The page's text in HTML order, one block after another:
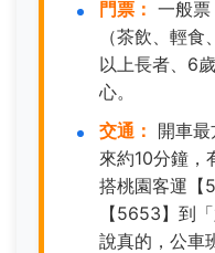
門票： 一般
（茶飲、輕
以上長者、6
心。
交通： 開車
來約10分鐘，
搭桃園客運【
【5653】到
說真的，公車